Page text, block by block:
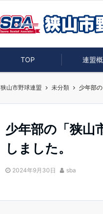
TOP 連盟
狭山市野球連盟 未分類 少年部
少年部の「狭山
しました。
2024年9月30日 sba